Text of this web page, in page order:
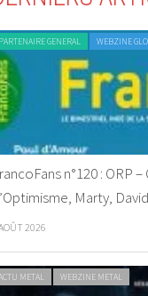
GENERAL WEBZINE
n°120 : ORP –
Marty,
2026
METAL WEBZINE METAL